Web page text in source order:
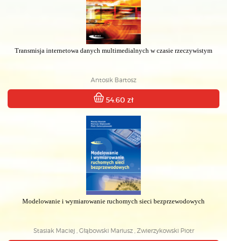
Transmisja internetowa danych multimedialnych w czasie rzeczywistym
Antosik Bartosz
54.60 zł
Modelowanie i wymiarowanie ruchomych sieci bezprzewodowych
Stasiak Maciej , Głąbowski Mariusz , Zwierzykowski Piotr